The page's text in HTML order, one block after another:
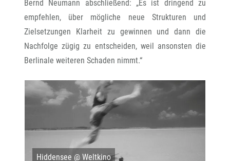
Bernd Neumann abschließend: „Es ist dringend zu
empfehlen, über mögliche neue Strukturen und
Zielsetzungen Klarheit zu gewinnen und dann die
Nachfolge zügig zu entscheiden, weil ansonsten die
Berlinale weiteren Schaden nimmt.“
Hiddensee @ Weltkino